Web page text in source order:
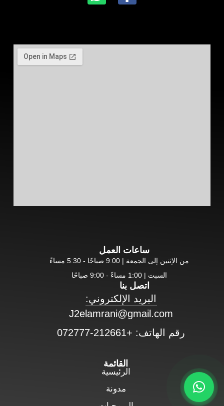
القائمة
الرئيسية
مدونة
ساعات العمل
من الإثنين إلى الجمعة | 9:00 صباحًا - 5:30 مساءً
السبت | 1:00 مساءً - 9:00 صباحًا
اتصل بنا
البريد الإلكتروني:
J2elamrani@gmail.com
رقم الهاتف: +212661-072777